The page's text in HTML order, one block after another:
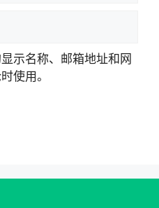
示名称、邮箱地址和网
使用。